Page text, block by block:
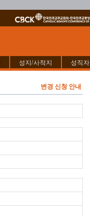
성지/사적지 성직자
변경 신청 안내